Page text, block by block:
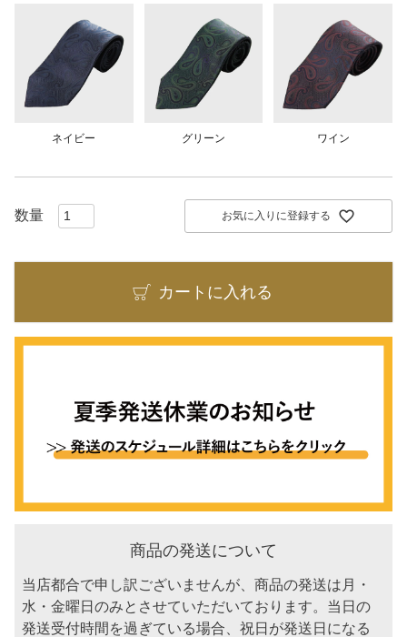
ネイビー グリーン ワイン
お気に入りに登録する
カートに入れる
商品の発送について
当店都合で申し訳ございませんが、商品の発送は月・
水・金曜日のみとさせていただいております。当日の
発送受付時間を過ぎている場合、祝日が発送日になる